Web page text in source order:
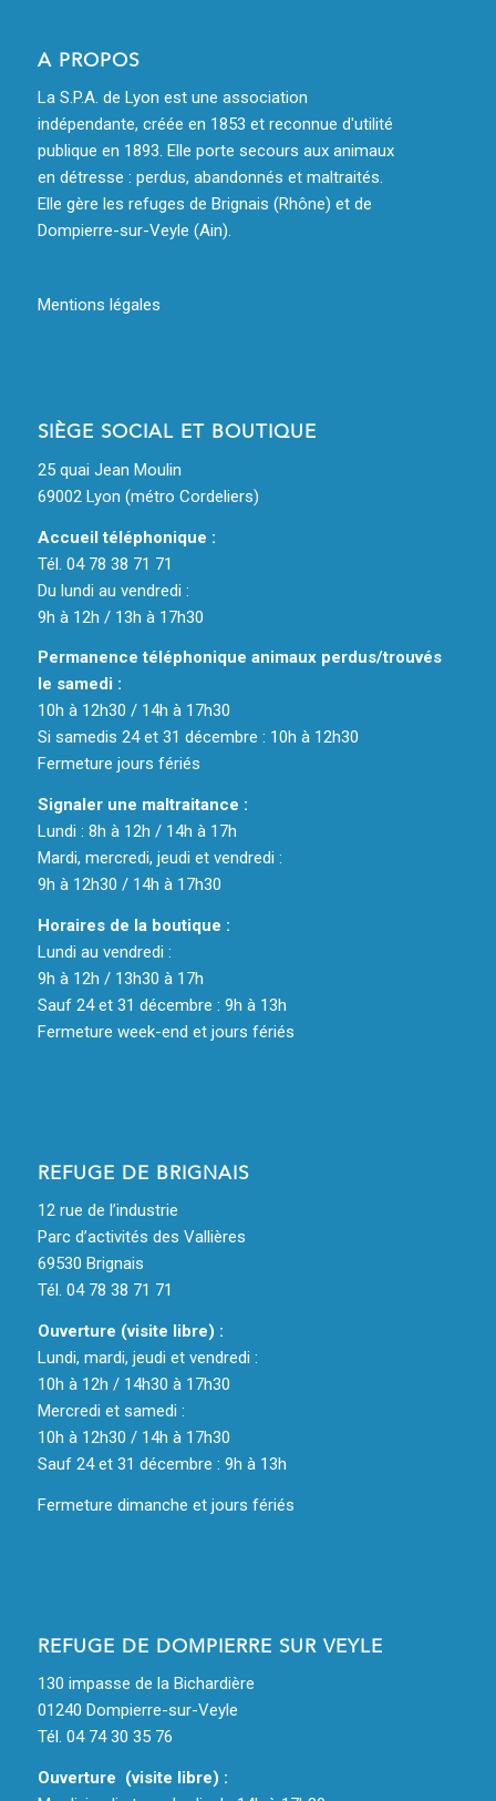
A PROPOS
La S.P.A. de Lyon est une association
indépendante, créée en 1853 et reconnue d'utilité
publique en 1893. Elle porte secours aux animaux
en détresse : perdus, abandonnés et maltraités.
Elle gère les refuges de Brignais (Rhône) et de
Dompierre-sur-Veyle (Ain).
Mentions légales
SIÈGE SOCIAL ET BOUTIQUE
25 quai Jean Moulin
69002 Lyon (métro Cordeliers)
Accueil téléphonique :
Tél. 04 78 38 71 71
Du lundi au vendredi :
9h à 12h / 13h à 17h30
Permanence téléphonique animaux perdus/trouvés
le samedi :
10h à 12h30 / 14h à 17h30
Si samedis 24 et 31 décembre : 10h à 12h30
Fermeture jours fériés
Signaler une maltraitance :
Lundi : 8h à 12h / 14h à 17h
Mardi, mercredi, jeudi et vendredi :
9h à 12h30 / 14h à 17h30
Horaires de la boutique :
Lundi au vendredi :
9h à 12h / 13h30 à 17h
Sauf 24 et 31 décembre : 9h à 13h
Fermeture week-end et jours fériés
REFUGE DE BRIGNAIS
12 rue de l’industrie
Parc d’activités des Vallières
69530 Brignais
Tél. 04 78 38 71 71
Ouverture (visite libre) :
Lundi, mardi, jeudi et vendredi :
10h à 12h / 14h30 à 17h30
Mercredi et samedi :
10h à 12h30 / 14h à 17h30
Sauf 24 et 31 décembre : 9h à 13h
Fermeture dimanche et jours fériés
REFUGE DE DOMPIERRE SUR VEYLE
130 impasse de la Bichardière
01240 Dompierre-sur-Veyle
Tél. 04 74 30 35 76
Ouverture (visite libre) :